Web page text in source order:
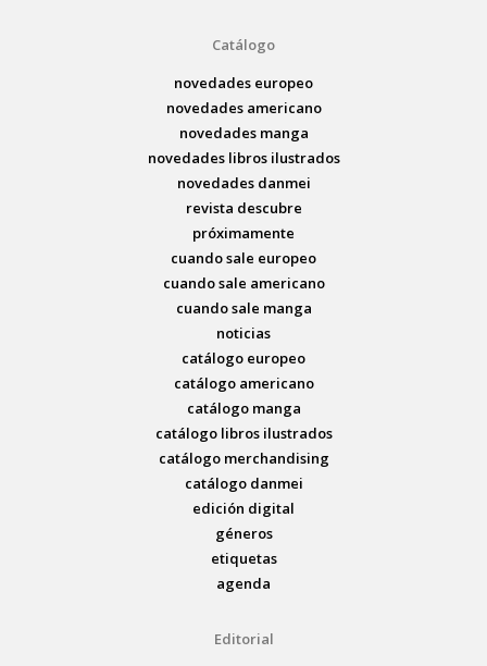
Catálogo
novedades europeo
novedades americano
novedades manga
novedades libros ilustrados
novedades danmei
revista descubre
próximamente
cuando sale europeo
cuando sale americano
cuando sale manga
noticias
catálogo europeo
catálogo americano
catálogo manga
catálogo libros ilustrados
catálogo merchandising
catálogo danmei
edición digital
géneros
etiquetas
agenda
Editorial